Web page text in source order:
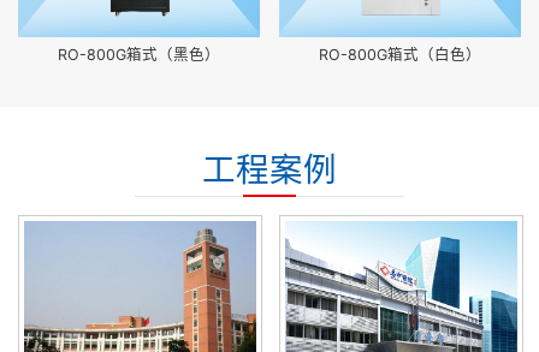
RO-800G箱式（黑色） RO-800G箱式（白色）
工程案例